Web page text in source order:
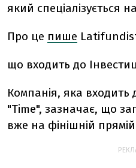
який спеціалізується
Про це пише
що входить до
Компанія, яка входить
"Time", зазначає, що
вже на фінішній